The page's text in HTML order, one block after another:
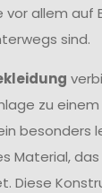
allem auf
sind.
zu
besonders
Material,
Diese